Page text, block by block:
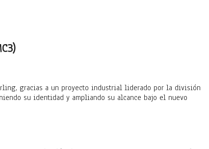
gracias a un proyecto industrial liderado por la división
su identidad y ampliando su alcance bajo el nuevo